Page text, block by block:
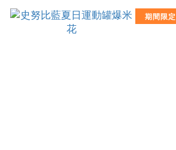
期間限定